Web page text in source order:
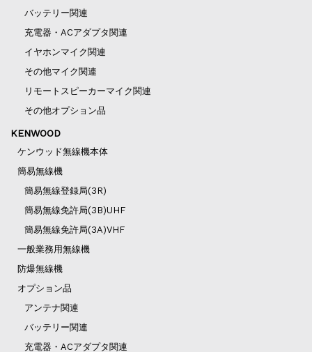
バッテリー関連
充電器・ACアダプタ関連
イヤホンマイク関連
その他マイク関連
リモートスピーカーマイク関連
その他オプション品
KENWOOD
ケンウッド無線機本体
簡易無線機
簡易無線登録局(3R)
簡易無線免許局(3B)UHF
簡易無線免許局(3A)VHF
一般業務用無線機
防爆無線機
オプション品
アンテナ関連
バッテリー関連
充電器・ACアダプタ関連